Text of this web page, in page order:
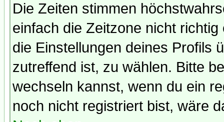
Die Zeiten stimmen
einfach die Zeitzone nicht
die Einstellungen deines Profils
zutreffend ist, zu wählen. Bitte
wechseln kannst, wenn du ein
noch nicht registriert bist, wäre